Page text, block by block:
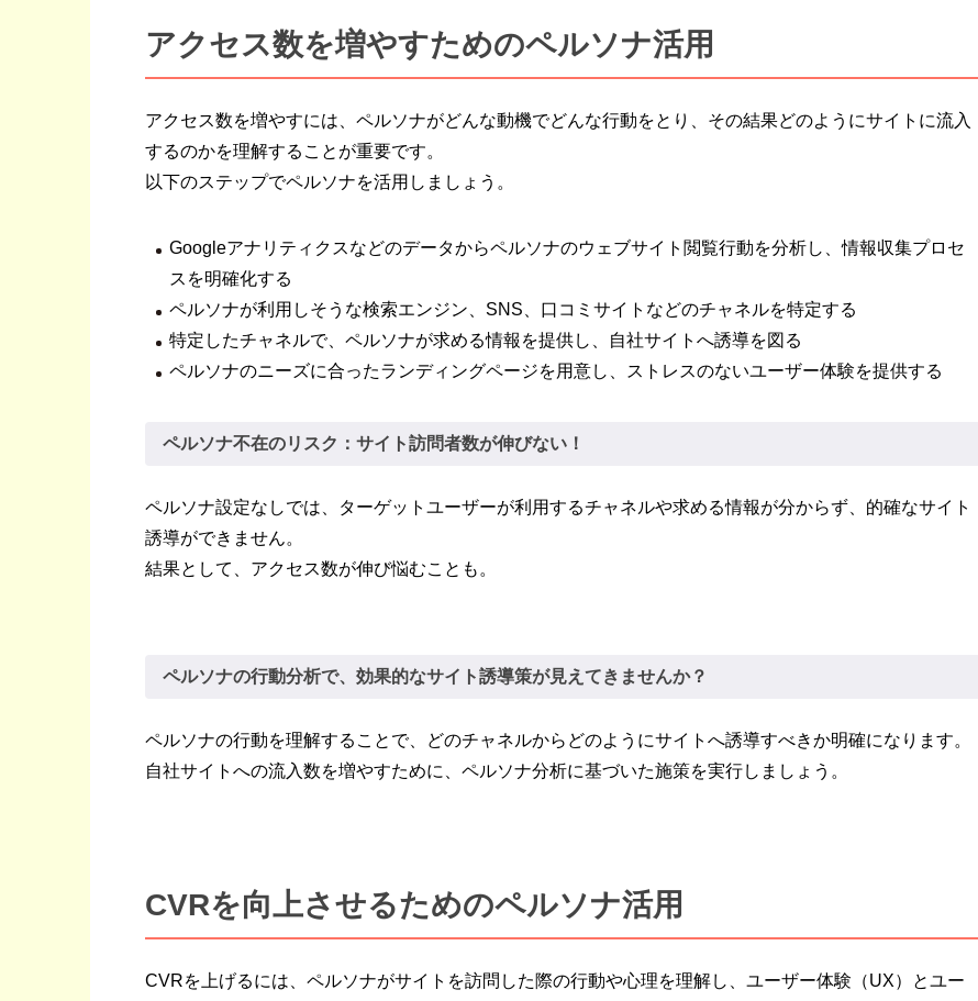
アクセス数を増やすためのペルソナ活用
アクセス数を増やすには、ペルソナがどんな動機でどんな行動をとり、その結果どのようにサイトに流入
するのかを理解することが重要です。
以下のステップでペルソナを活用しましょう。
Googleアナリティクスなどのデータからペルソナのウェブサイト閲覧行動を分析し、情報収集プロセ
スを明確化する
ペルソナが利用しそうな検索エンジン、SNS、口コミサイトなどのチャネルを特定する
特定したチャネルで、ペルソナが求める情報を提供し、自社サイトへ誘導を図る
ペルソナのニーズに合ったランディングページを用意し、ストレスのないユーザー体験を提供する
ペルソナ不在のリスク：サイト訪問者数が伸びない！
ペルソナ設定なしでは、ターゲットユーザーが利用するチャネルや求める情報が分からず、的確なサイト
誘導ができません。
結果として、アクセス数が伸び悩むことも。
ペルソナの行動分析で、効果的なサイト誘導策が見えてきませんか？
ペルソナの行動を理解することで、どのチャネルからどのようにサイトへ誘導すべきか明確になります。
自社サイトへの流入数を増やすために、ペルソナ分析に基づいた施策を実行しましょう。
CVRを向上させるためのペルソナ活用
CVRを上げるには、ペルソナがサイトを訪問した際の行動や心理を理解し、ユーザー体験（UX）とユー